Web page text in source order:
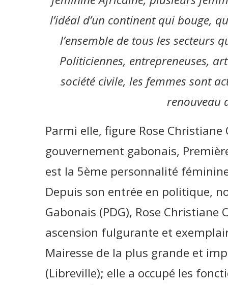
l’idéal d’un continent qui bouge,
l’ensemble de tous les secteurs
Politiciennes, entrepreneuses,
société civile, les femmes sont
renouveau
Parmi elle, figure Rose
gouvernement gabonais,
est la 5ème personnalité
Depuis son entrée en politique,
Gabonais (PDG), Rose
ascension fulgurante et
Mairesse de la plus grande et
(Libreville); elle a occupé les